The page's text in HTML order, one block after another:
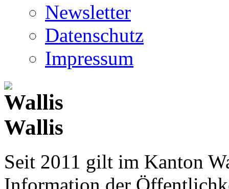
Newsletter
Datenschutz
Impressum
Wallis
Seit 2011 gilt im Kanton
Information der